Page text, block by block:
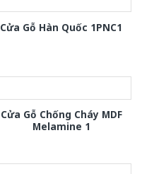
Cửa Gỗ Hàn Quốc 1PNC1
Cửa Gỗ Chống Cháy MDF
Melamine 1